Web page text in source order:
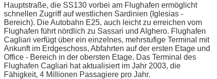
Hauptstraße, die SS130 vorbei am Flughafen ermöglicht
schnellen Zugriff auf westlichen Sardinien (Iglesias -
Bereich). Die Autobahn E25, auch leicht zu erreichen vom
Flughafen führt nördlich zu Sassari und Alghero. Flughafen
Cagliari verfügt über ein einzelnes, mehrstufige Terminal mit
Ankunft im Erdgeschoss, Abfahrten auf der ersten Etage und
Office - Bereich in der obersten Etage. Das Terminal des
Flughafen Cagliari hat aktualisiert im Jahr 2003, die
Fähigkeit, 4 Millionen Passagiere pro Jahr.